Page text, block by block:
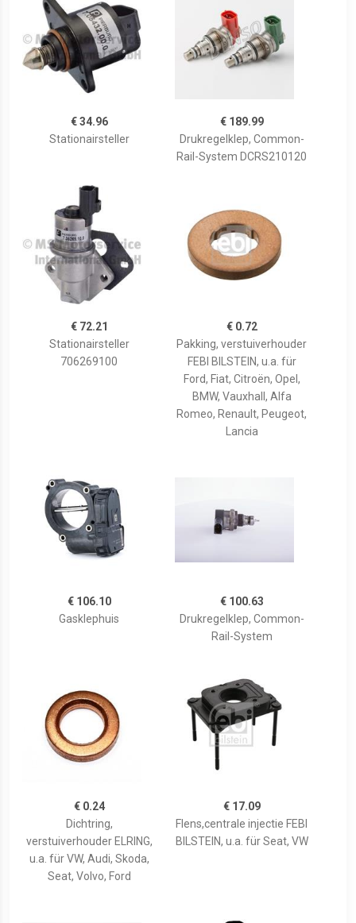
€ 34.96
Stationairsteller
€ 189.99
Drukregelklep, Common-
Rail-System DCRS210120
€ 72.21
Stationairsteller
706269100
€ 0.72
Pakking, verstuiverhouder
FEBI BILSTEIN, u.a. für
Ford, Fiat, Citroën, Opel,
BMW, Vauxhall, Alfa
Romeo, Renault, Peugeot,
Lancia
€ 106.10
Gasklephuis
€ 100.63
Drukregelklep, Common-
Rail-System
€ 0.24
Dichtring,
verstuiverhouder ELRING,
u.a. für VW, Audi, Skoda,
Seat, Volvo, Ford
€ 17.09
Flens,centrale injectie FEBI
BILSTEIN, u.a. für Seat, VW